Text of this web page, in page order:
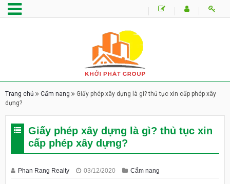
Trang chủ Cẩm nang
Giấy phép xây dựng là gì? thủ tục xin cấp phép xây
dựng?
Giấy phép xây dựng là gì? thủ tục xin
cấp phép xây dựng?
Phan Rang Realty 03/12/2020 Cẩm nang